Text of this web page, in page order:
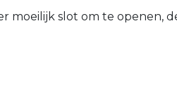
moeilijk slot om te openen,